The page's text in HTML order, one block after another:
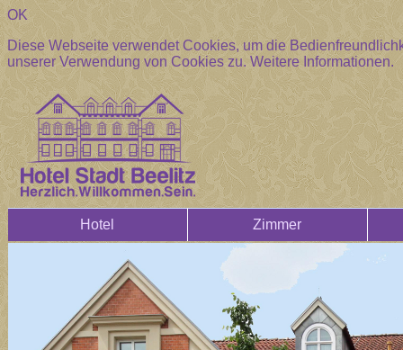
OK
Diese Webseite verwendet Cookies, um die
unserer Verwendung von Cookies zu.Weitere Informationen.
Hotel Zimmer